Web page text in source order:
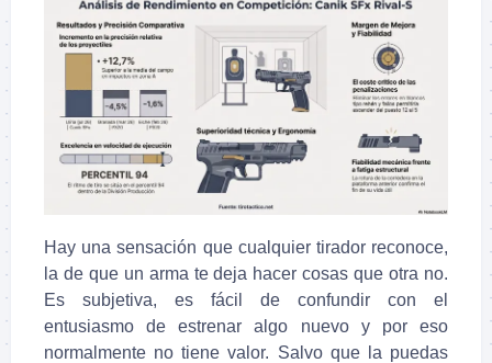
Hay una sensación que cualquier tirador reconoce,
la de que un arma te deja hacer cosas que otra no.
Es subjetiva, es fácil de confundir con el
entusiasmo de estrenar algo nuevo y por eso
normalmente no tiene valor. Salvo que la puedas